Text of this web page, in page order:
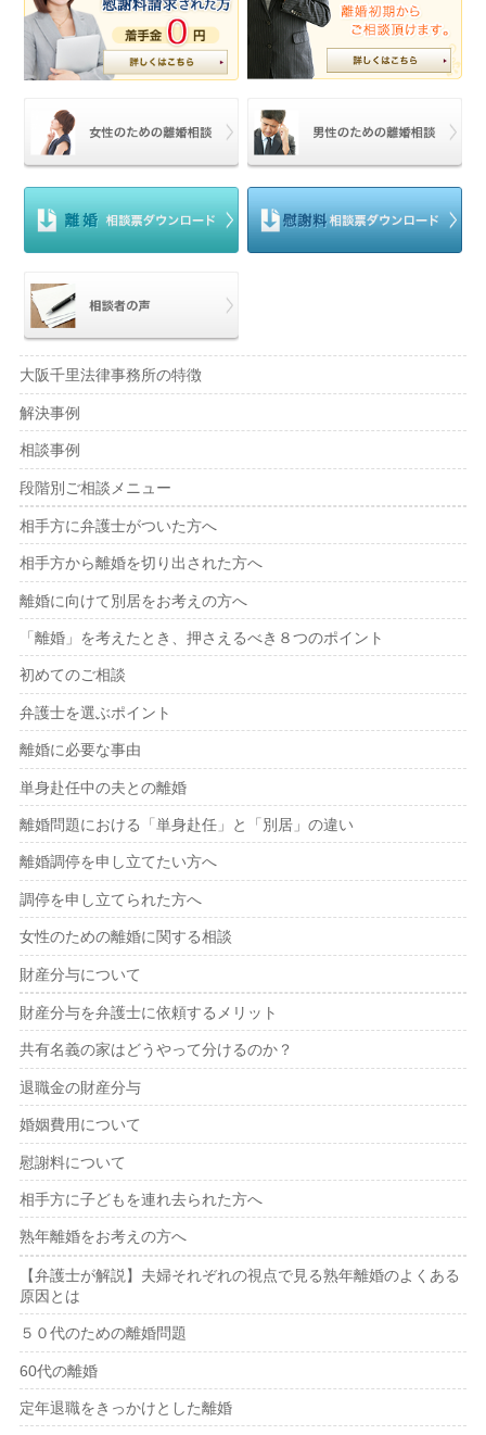
大阪千里法律事務所の特徴
解決事例
相談事例
段階別ご相談メニュー
相手方に弁護士がついた方へ
相手方から離婚を切り出された方へ
離婚に向けて別居をお考えの方へ
「離婚」を考えたとき、押さえるべき８つのポイント
初めてのご相談
弁護士を選ぶポイント
離婚に必要な事由
単身赴任中の夫との離婚
離婚問題における「単身赴任」と「別居」の違い
離婚調停を申し立てたい方へ
調停を申し立てられた方へ
女性のための離婚に関する相談
財産分与について
財産分与を弁護士に依頼するメリット
共有名義の家はどうやって分けるのか？
退職金の財産分与
婚姻費用について
慰謝料について
相手方に子どもを連れ去られた方へ
熟年離婚をお考えの方へ
【弁護士が解説】夫婦それぞれの視点で見る熟年離婚のよくある
原因とは
５０代のための離婚問題
60代の離婚
定年退職をきっかけとした離婚